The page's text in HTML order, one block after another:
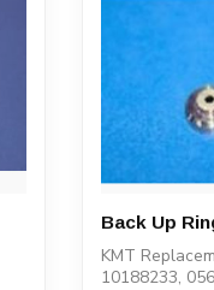
Back Up
KMT
10188233,